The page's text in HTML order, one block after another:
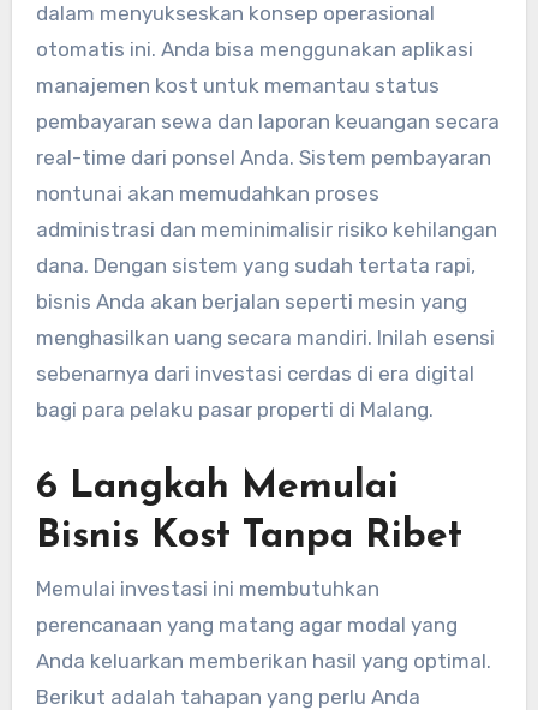
dalam menyukseskan konsep operasional
otomatis ini. Anda bisa menggunakan aplikasi
manajemen kost untuk memantau status
pembayaran sewa dan laporan keuangan secara
real-time dari ponsel Anda. Sistem pembayaran
nontunai akan memudahkan proses
administrasi dan meminimalisir risiko kehilangan
dana. Dengan sistem yang sudah tertata rapi,
bisnis Anda akan berjalan seperti mesin yang
menghasilkan uang secara mandiri. Inilah esensi
sebenarnya dari investasi cerdas di era digital
bagi para pelaku pasar properti di Malang.
6 Langkah Memulai
Bisnis Kost Tanpa Ribet
Memulai investasi ini membutuhkan
perencanaan yang matang agar modal yang
Anda keluarkan memberikan hasil yang optimal.
Berikut adalah tahapan yang perlu Anda